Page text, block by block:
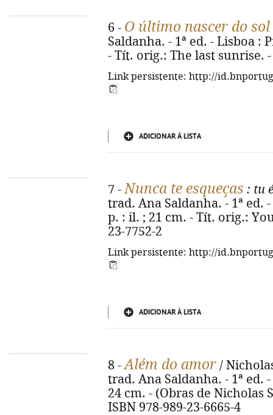
6 - O último nascer do sol
Saldanha. - 1ª ed. - Lisboa :
- Tít. orig.: The last sunrise. -
Link persistente: http://
ADICIONAR À LISTA
7 -Nunca te esqueças : tu
trad. Ana Saldanha. - 1ª ed.
p. : il. ; 21 cm. - Tít. orig.:
23-7752-2
Link persistente: http://
ADICIONAR À LISTA
8 -Além do amor /
trad. Ana Saldanha. - 1ª ed.
24 cm. - (Obras de Nicholas
ISBN 978-989-23-6665-4